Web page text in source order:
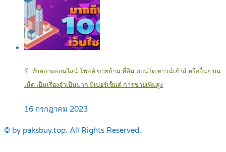
รับทำตลาดออนไลน์ โพสต์ ขายบ้าน ที่ดิน คอนโด ทาวน์เฮ้าส์ หรืออื่นๆ บน
เน็ต เป็นเรื่องจำเป็นมาก มีเปอร์เซ็นต์ การขายเพิ่มสูง
16 กรกฎาคม 2023
© by paksbuy.top. All Rights Reserved.